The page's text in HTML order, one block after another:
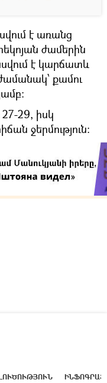
է առանց
ժամերին
է կարճատև
քամու
29, իսկ
ջերմություն։